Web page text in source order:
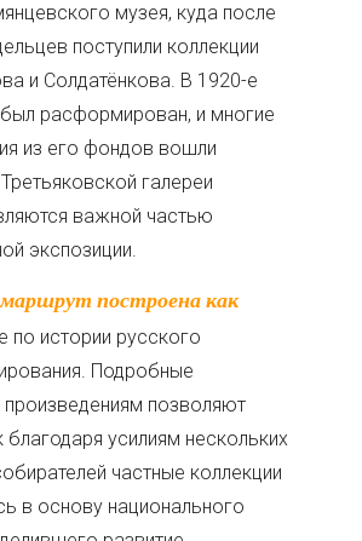
музея, куда после
поступили коллекции
и Солдатёнкова. В 1920-е
расформирован, и многие
из его фондов вошли
галереи
важной частью
экспозиции.
по истории русского
Подробные
произведениям позволяют
благодаря усилиям нескольких
частные коллекции
в основу национального